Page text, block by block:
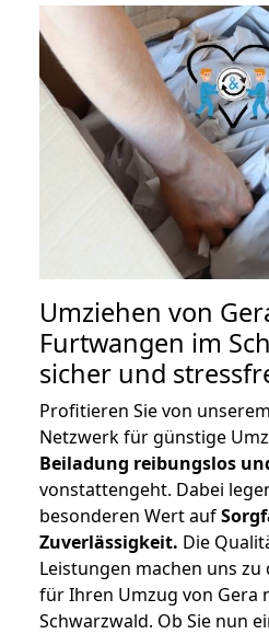
Umziehen von
Furtwangen im
sicher und
Profitieren Sie von
Netzwerk für günstige
Beiladung reibungslos
vonstattengeht. Dabei
besonderen Wert auf
Zuverlässigkeit. Die
Leistungen machen uns
für Ihren Umzug von Gera
Schwarzwald. Ob Sie nun